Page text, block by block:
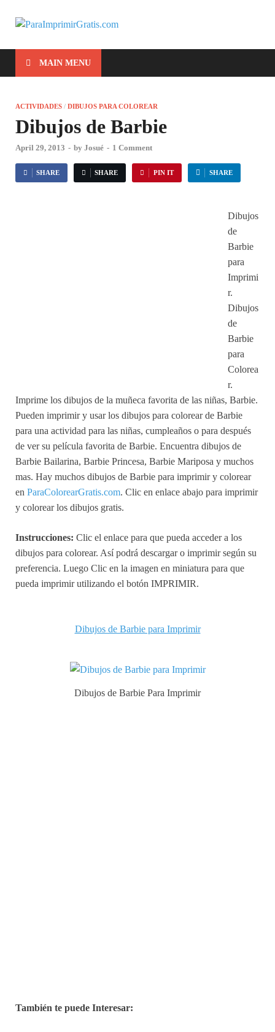
MAIN MENU
ACTIVIDADES / DIBUJOS PARA COLOREAR
Dibujos de Barbie
April 29, 2013 - by Josué - 1 Comment
SHARE SHARE PIN IT SHARE
Dibujos
de
Barbie
para
Imprimi
r.
Dibujos
de
Barbie
para
Colorea
r.
Imprime los dibujos de la muñeca favorita de las niñas, Barbie.
Pueden imprimir y usar los dibujos para colorear de Barbie
para una actividad para las niñas, cumpleaños o para después
de ver su película favorita de Barbie. Encuentra dibujos de
Barbie Bailarina, Barbie Princesa, Barbie Mariposa y muchos
mas. Hay muchos dibujos de Barbie para imprimir y colorear
en ParaColorearGratis.com. Clic en enlace abajo para imprimir
y colorear los dibujos gratis.
Instrucciones: Clic el enlace para que pueda acceder a los
dibujos para colorear. Así podrá descargar o imprimir según su
preferencia. Luego Clic en la imagen en miniatura para que
pueda imprimir utilizando el botón IMPRIMIR.
Dibujos de Barbie para Imprimir
Dibujos de Barbie Para Imprimir
También te puede Interesar: